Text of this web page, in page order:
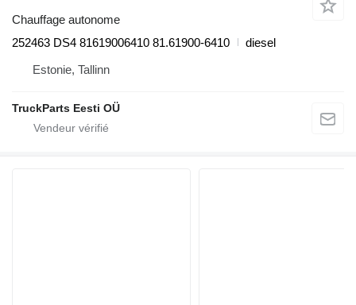
Chauffage autonome
252463 DS4 81619006410 81.61900-6410
diesel
Estonie, Tallinn
TruckParts Eesti OÜ